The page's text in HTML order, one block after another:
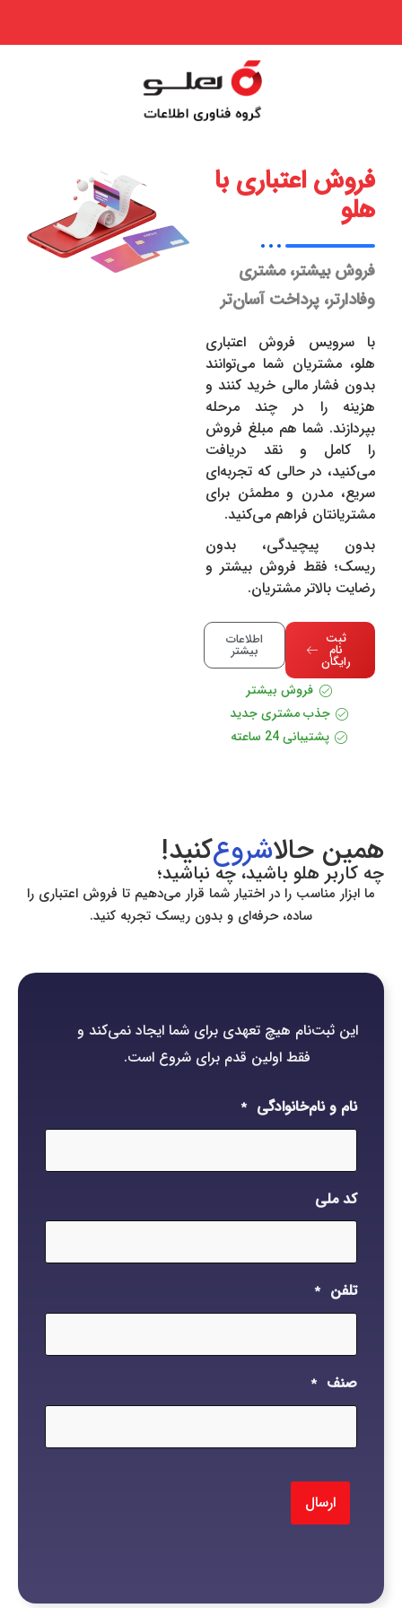
فروش اعتباری با
هلو
فروش بیشتر، مشتری
وفادارتر، پرداخت آسان‌تر
با سرویس فروش اعتباری
هلو، مشتریان شما می‌توانند
بدون فشار مالی خرید کنند و
هزینه را در چند مرحله
بپردازند. شما هم مبلغ فروش
را کامل و نقد دریافت
می‌کنید، در حالی که تجربه‌ای
سریع، مدرن و مطمئن برای
مشتریانتان فراهم می‌کنید.
بدون پیچیدگی، بدون
ریسک؛ فقط فروش بیشتر و
رضایت بالاتر مشتریان.
ثبت
نام
رایگان
اطلاعات
بیشتر
فروش بیشتر
جذب مشتری جدید
پشتیبانی 24 ساعته
همین حالاشروعکنید!
چه کاربر هلو باشید، چه نباشید؛
ما ابزار مناسب را در اختیار شما قرار می‌دهیم تا فروش اعتباری را
ساده، حرفه‌ای و بدون ریسک تجربه کنید.
این ثبت‌نام هیچ تعهدی برای شما ایجاد نمی‌کند و
فقط اولین قدم برای شروع است.
نام و نام‌خانوادگی *
کد ملی
تلفن *
صنف *